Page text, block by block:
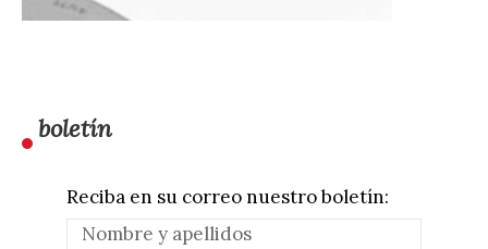
boletín
Reciba en su correo nuestro boletín: